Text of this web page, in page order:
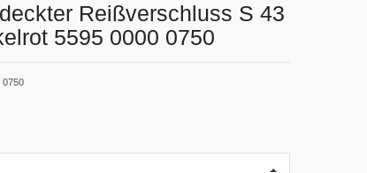
Reißverschluss S 43
5595 0000 0750
0750